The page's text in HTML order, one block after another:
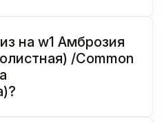
на w1 Амброзия
/Common